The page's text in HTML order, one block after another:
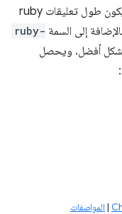
هناك العديد من الطرق لمحاذاة الأحرف عندما يكون طول تعليقات ruby
إلى السمة ruby-
أفضل. ويحصل
|المواصفات